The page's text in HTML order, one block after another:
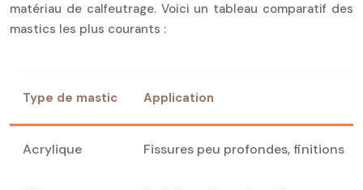
matériau de calfeutrage. Voici un tableau comparatif des
mastics les plus courants :
Type de mastic Application
Acrylique Fissures peu profondes, finitions